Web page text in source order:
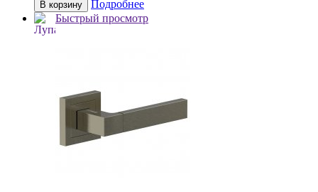
В корзину
Подробнее
Быстрый просмотр